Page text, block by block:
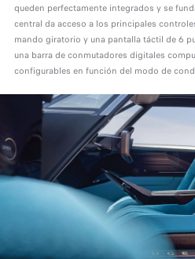
queden perfectamente integrados y se
central da acceso a los principales
mando giratorio y una pantalla táctil de 6
una barra de conmutadores digitales
configurables en función del modo de